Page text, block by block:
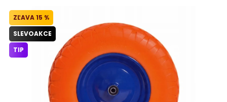
Príslušenstvo pre automobily
Vybavenie a hračky pre deti
Domácnosť
Ochranné pracovné pomôcky
15 %
SLEVOAKCE
TIP